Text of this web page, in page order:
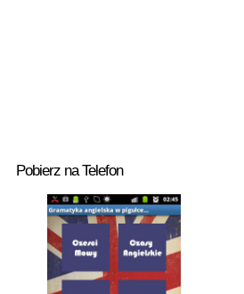
Pobierz na Telefon